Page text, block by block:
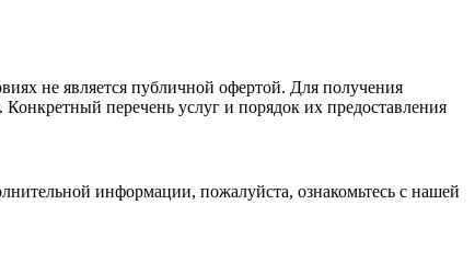
не является публичной офертой. Для получения
перечень услуг и порядок их предоставления
информации, пожалуйста, ознакомьтесь с нашей